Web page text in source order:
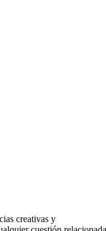
creativas y